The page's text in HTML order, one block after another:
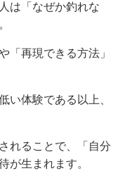
は「なぜか釣れな
「再現できる方法」
い体験である以上、
れることで、「自分
が生まれます。